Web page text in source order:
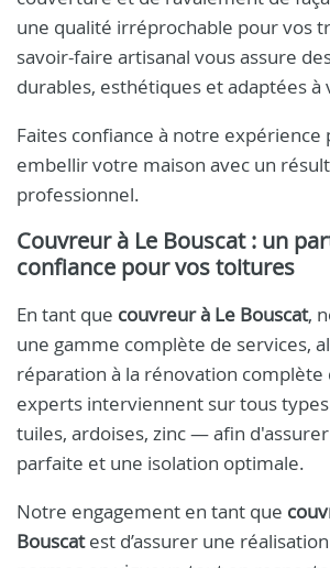
une qualité irréprochable pour vos
savoir-faire artisanal vous assure
durables, esthétiques et adaptées à
Faites confiance à notre
embellir votre maison avec un
professionnel.
Couvreur à Le Bouscat : un
confiance pour vos toitures
En tant que couvreur à Le Bouscat,
une gamme complète de services,
réparation à la rénovation
experts interviennent sur tous
tuiles, ardoises, zinc — afin
parfaite et une isolation optimale.
Notre engagement en tant que
Bouscatest d’assurer une